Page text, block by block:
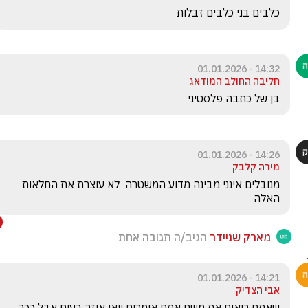
כלבים בני כלבים זבלות
14:32 - 01.01.2026
חליבה החולב המודאג
בן של כתבה פלסטיני
14:26 - 01.01.2026
מירה קלבק
האלה
מארק שניידר הגיב/ה תגובה אחת
14:21 - 01.01.2026
אבי הצדיק